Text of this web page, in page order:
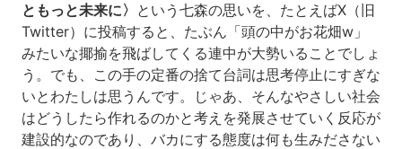
ともっと未来に〉 という七森の思いを、たとえばX（旧
Twitter）に投稿すると、たぶん「頭の中がお花畑w」
みたいな揶揄を飛ばしてくる連中が大勢いることでしょ
う。でも、この手の定番の捨て台詞は思考停止にすぎな
いとわたしは思うんです。じゃあ、そんなやさしい社会
はどうしたら作れるのかと考えを発展させていく反応が
建設的なのであり、バカにする態度は何も生みださない